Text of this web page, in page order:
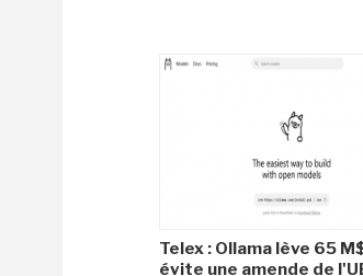
Telex : Ollama lève 65
évite une amende de